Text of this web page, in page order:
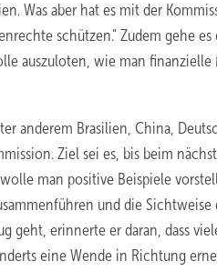
Was aber hat es mit der
schützen." Zudem gehe
auszuloten, wie man
anderem Brasilien, China,
Ziel sei es, bis beim
man positive Beispiele
und die
geht, erinnerte er daran, dass
eine Wende in Richtung